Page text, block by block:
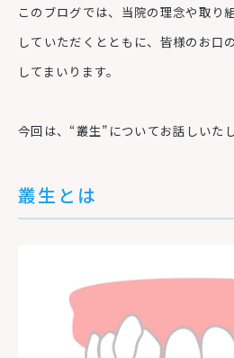
このブログでは、当院の理念や取り
していただくとともに、皆様のお口
してまいります。
今回は、“叢生”についてお話しいたし
叢生とは